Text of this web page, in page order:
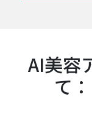
AI美容
て